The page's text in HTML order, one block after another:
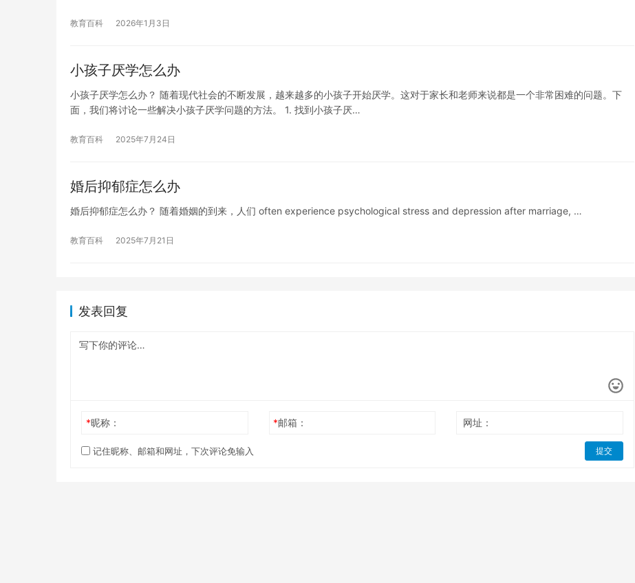
教育百科 2026年1月3日
小孩子厌学怎么办
小孩子厌学怎么办？ 随着现代社会的不断发展，越来越多的小孩子开始厌学。这对于家长和老师来说都是一个非常困难的问题。下
面，我们将讨论一些解决小孩子厌学问题的方法。 1. 找到小孩子厌…
教育百科 2025年7月24日
婚后抑郁症怎么办
婚后抑郁症怎么办？ 随着婚姻的到来，人们 often experience psychological stress and depression after marriage, …
教育百科 2025年7月21日
发表回复
*昵称： *邮箱： 网址：
记住昵称、邮箱和网址，下次评论免输入 提交